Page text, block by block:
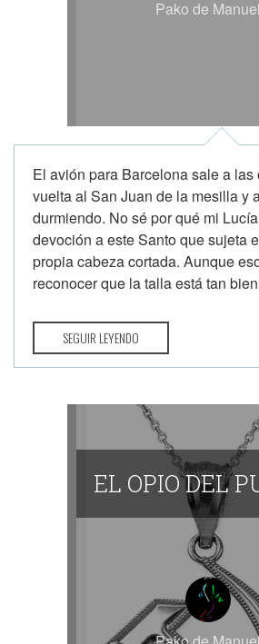
Pako de Manuel
El avión para Barcelona sale a las
vuelta al San Juan de la mesilla y
durmiendo. No sé por qué mi
devoción a este Santo que sujeta
propia cabeza cortada. Aunque
reconocer que la talla está tan
SEGUIR LEYENDO
EL OPIO DEL